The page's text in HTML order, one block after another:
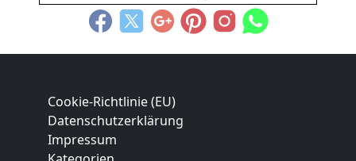
Cookie-Richtlinie (EU)
Datenschutzerklärung
Impressum